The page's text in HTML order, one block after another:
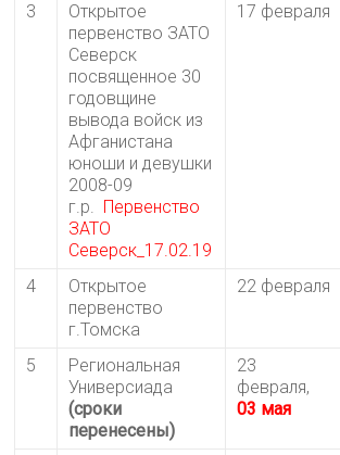
3
Открытое
первенство ЗАТО
Северск
посвященное 30
годовщине
вывода войск из
Афганистана
юноши и девушки
2008-09
г.р. Первенство
ЗАТО
Северск_17.02.19
17 февраля
4
Открытое
первенство
г.Томска
22 февраля
5
Региональная
Универсиада
(сроки
перенесены)
23
февраля,
03 мая